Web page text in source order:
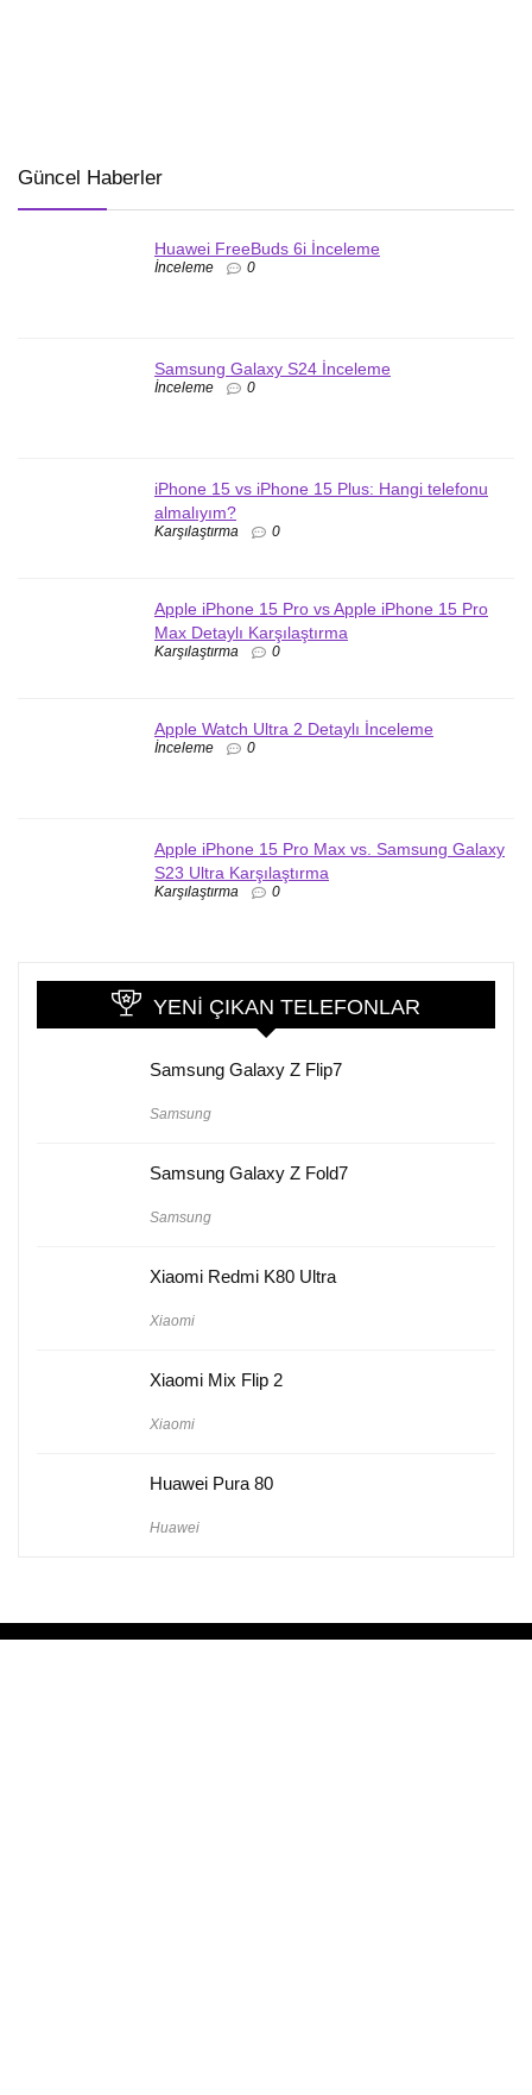
Güncel Haberler
Huawei FreeBuds 6i İnceleme
İnceleme 0
Samsung Galaxy S24 İnceleme
İnceleme 0
iPhone 15 vs iPhone 15 Plus: Hangi telefonu
almalıyım?
Karşılaştırma 0
Apple iPhone 15 Pro vs Apple iPhone 15 Pro
Max Detaylı Karşılaştırma
Karşılaştırma 0
Apple Watch Ultra 2 Detaylı İnceleme
İnceleme 0
Apple iPhone 15 Pro Max vs. Samsung Galaxy
S23 Ultra Karşılaştırma
Karşılaştırma 0
YENI ÇIKAN TELEFONLAR
Samsung Galaxy Z Flip7
Samsung
Samsung Galaxy Z Fold7
Samsung
Xiaomi Redmi K80 Ultra
Xiaomi
Xiaomi Mix Flip 2
Xiaomi
Huawei Pura 80
Huawei